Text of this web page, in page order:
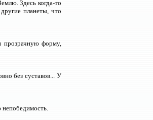
Здесь когда-то
планеты, что
форму,
без суставов... У